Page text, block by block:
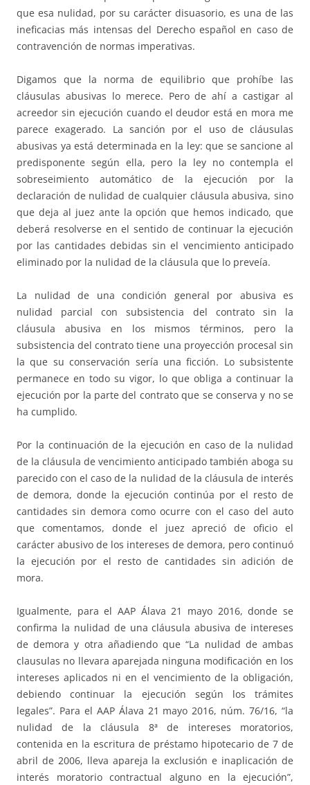
que esa nulidad, por su carácter disuasorio, es una de las
ineficacias más intensas del Derecho español en caso de
contravención de normas imperativas.
Digamos que la norma de equilibrio que prohíbe las
cláusulas abusivas lo merece. Pero de ahí a castigar al
acreedor sin ejecución cuando el deudor está en mora me
parece exagerado. La sanción por el uso de cláusulas
abusivas ya está determinada en la ley: que se sancione al
predisponente según ella, pero la ley no contempla el
sobreseimiento automático de la ejecución por la
declaración de nulidad de cualquier cláusula abusiva, sino
que deja al juez ante la opción que hemos indicado, que
deberá resolverse en el sentido de continuar la ejecución
por las cantidades debidas sin el vencimiento anticipado
eliminado por la nulidad de la cláusula que lo preveía.
La nulidad de una condición general por abusiva es
nulidad parcial con subsistencia del contrato sin la
cláusula abusiva en los mismos términos, pero la
subsistencia del contrato tiene una proyección procesal sin
la que su conservación sería una ficción. Lo subsistente
permanece en todo su vigor, lo que obliga a continuar la
ejecución por la parte del contrato que se conserva y no se
ha cumplido.
Por la continuación de la ejecución en caso de la nulidad
de la cláusula de vencimiento anticipado también aboga su
parecido con el caso de la nulidad de la cláusula de interés
de demora, donde la ejecución continúa por el resto de
cantidades sin demora como ocurre con el caso del auto
que comentamos, donde el juez apreció de oficio el
carácter abusivo de los intereses de demora, pero continuó
la ejecución por el resto de cantidades sin adición de
mora.
Igualmente, para el AAP Álava 21 mayo 2016, donde se
confirma la nulidad de una cláusula abusiva de intereses
de demora y otra añadiendo que “La nulidad de ambas
clausulas no llevara aparejada ninguna modificación en los
intereses aplicados ni en el vencimiento de la obligación,
debiendo continuar la ejecución según los trámites
legales”. Para el AAP Álava 21 mayo 2016, núm. 76/16, “la
nulidad de la cláusula 8ª de intereses moratorios,
contenida en la escritura de préstamo hipotecario de 7 de
abril de 2006, lleva apareja la exclusión e inaplicación de
interés moratorio contractual alguno en la ejecución”,